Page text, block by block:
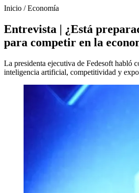
Inicio /Economía
Entrevista | ¿Está
para competir en la
La presidenta ejecutiva de Fedesoft habló
inteligencia artificial, competitividad y